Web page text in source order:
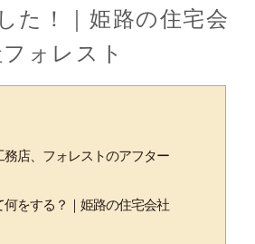
た！｜姫路の住宅会
ォレスト
務店、フォレストのアフター
何をする？｜姫路の住宅会社